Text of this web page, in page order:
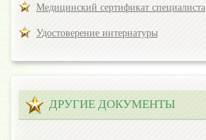
Медицинский сертификат специалиста
Удостоверение интернатуры
ДРУГИЕ ДОКУМЕНТЫ